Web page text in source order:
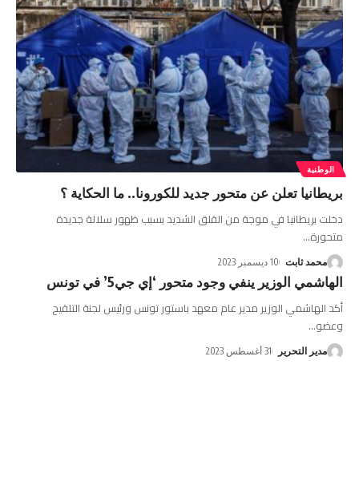
الوطنية
بريطانيا تعلن عن متحور جديد للكورونا.. ما الحكاية ؟
دخلت بريطانيا في موجة من القلق الشديد بسبب ظهور سلالة جديدة
متحورة…
محمد ثابت 10 ديسمبر 2023
الهاشمي الوزير ينفي وجود متحور ‘إي جي5’ في تونس
أكد الهاشمي الوزير مدير عام معهد باستور تونس ورئيس لجنة التلقيح
وعضو…
مدير التحرير 31 أغسطس 2023